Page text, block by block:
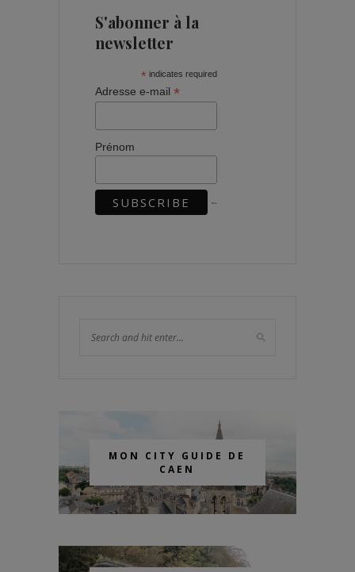
S'abonner à la
newsletter
* indicates required
Adresse e-mail *
Prénom
MON CITY GUIDE DE
CAEN